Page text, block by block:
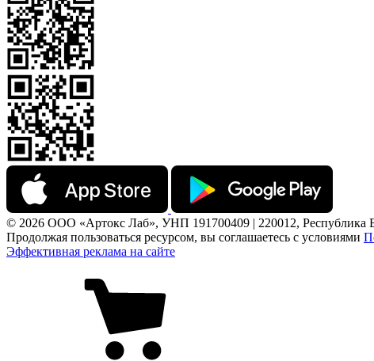
© 2026 ООО «Артокс Лаб», УНП 191700409 | 220012, Республика
Продолжая пользоваться ресурсом, вы соглашаетесь с условиями
Эффективная реклама на сайте